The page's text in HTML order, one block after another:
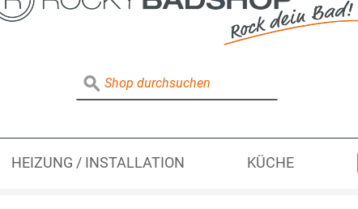
HEIZUNG / INSTALLATION KÜCHE